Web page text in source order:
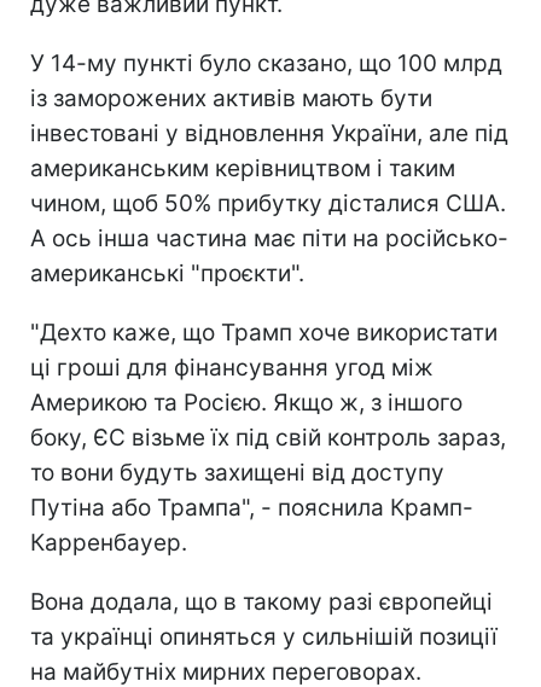
У 14-му пункті було сказано, що 100 млрд
із заморожених активів мають бути
інвестовані у відновлення України, але під
американським керівництвом і таким
чином, щоб 50% прибутку дісталися США.
А ось інша частина має піти на російсько-
американські "проєкти".
"Дехто каже, що Трамп хоче використати
ці гроші для фінансування угод між
Америкою та Росією. Якщо ж, з іншого
боку, ЄС візьме їх під свій контроль зараз,
то вони будуть захищені від доступу
Путіна або Трампа", - пояснила Крамп-
Карренбауер.
Вона додала, що в такому разі європейці
та українці опиняться у сильнішій позиції
на майбутніх мирних переговорах.